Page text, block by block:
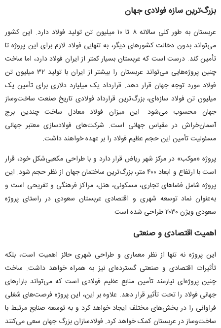
بزرگ‌ترین سازه فولادی جهان
عربستان به طور کلی سالانه ۸ تا ۱۰ میلیون تن تولید فولاد دارد. این کشور
می‌تواند بدون دخالت کشور‌های دیگر، به تنهایی فولاد لازم برای این پروژه تا
تأمین کند. درست است که عربستان بسیار کمتر از ایران فولاد دارد، اما ساخت
چنین پروژه‌هایی می‌تواند عربستان را بیشتر از ایران با تولید ۳۲ میلیون تن
فولاد مورد توجه جهان قرار دهد. قرارداد یک میلیارد دلاری برای تأمین یک
میلیون تن فولاد سازه‌ای، بزرگ‌ترین قرارداد فولادی تاریخ صنعت ساخت‌وساز
جهان محسوب می‌شود. این میزان فولاد معادل ساخت چندین برج
آسمان‌خراش در مقیاس جهانی است. شرکت‌های فولادسازی معتبر جهانی
مسئولیت تأمین این حجم عظیم فولاد را بر عهده خواهند داشت.
پروژه «موکب» در مرکز شهر ریاض قرار دارد و با طراحی مکعبی‌شکل خود، قرار
است با ارتفاع و ابعاد ۴۰۰ متر، بزرگ‌ترین ساختمان جهان از نظر حجم شود. این
پروژه شامل فضا‌های تجاری، مسکونی، هتل، مراکز فرهنگی و تفریحی است و
به‌عنوان نماد توسعه شهری و اقتصادی عربستان سعودی در راستای پروژه
سعودی ویژن ۲۰۳۰ طراحی شده است.
اهمیت اقتصادی و صنعتی
این پروژه نه تنها از نظر معماری و طراحی شهری حائز اهمیت است، بلکه
تأثیرات اقتصادی و صنعتی گسترده‌ای نیز به همراه خواهد داشت. ساخت
چنین پروژه‌ای نیازمند تأمین منابع عظیم فولادی است که می‌تواند بازار‌های
جهانی فولاد را تحت تأثیر قرار دهد. علاوه بر این، این پروژه فرصت‌های شغلی
فراوانی را در بخش‌های مختلف ایجاد خواهد کرد و به توسعه صنایع مرتبط با
ساخت‌وساز در عربستان کمک خواهد کرد. فولادسازان بزرگ جهان سعی می‌کنند